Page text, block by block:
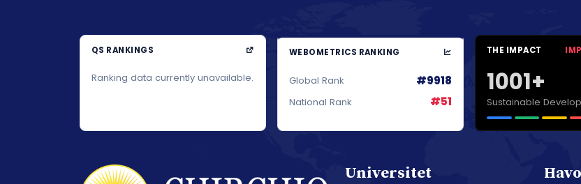
QS RANKINGS
Ranking data currently unavailable.
WEBOMETRICS RANKING
Global Rank #9918
National Rank #51
THE IMPACT
1001+
Sustainable
Universitet